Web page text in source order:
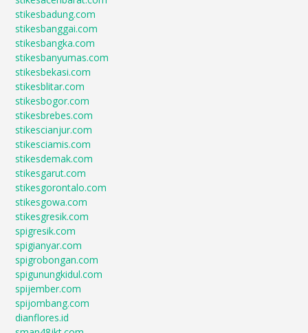
stikesbadung.com
stikesbanggai.com
stikesbangka.com
stikesbanyumas.com
stikesbekasi.com
stikesblitar.com
stikesbogor.com
stikesbrebes.com
stikescianjur.com
stikesciamis.com
stikesdemak.com
stikesgarut.com
stikesgorontalo.com
stikesgowa.com
stikesgresik.com
spigresik.com
spigianyar.com
spigrobongan.com
spigunungkidul.com
spijember.com
spijombang.com
dianflores.id